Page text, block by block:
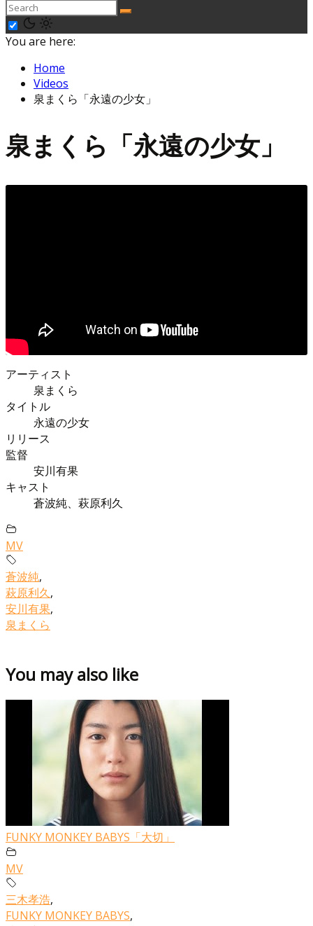
You are here:
Home
Videos
泉まくら「永遠の少女」
泉まくら「永遠の少女」
アーティスト
泉まくら
タイトル
永遠の少女
リリース
監督
安川有果
キャスト
蒼波純、萩原利久
MV
蒼波純,
萩原利久,
安川有果,
泉まくら
You may also like
FUNKY MONKEY BABYS「大切」
MV
三木孝浩,
FUNKY MONKEY BABYS,